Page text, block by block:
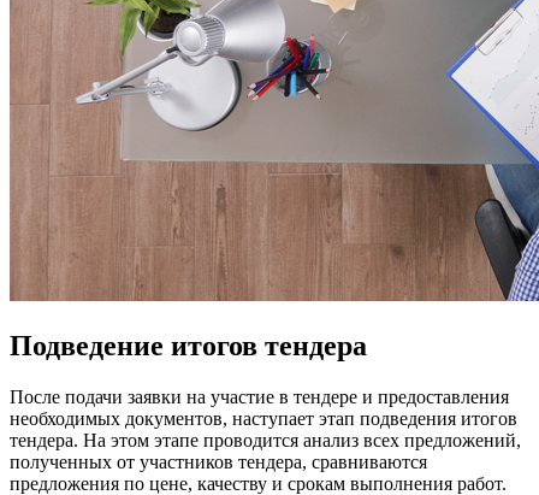
Подведение итогов тендера
После подачи заявки на участие в тендере и предоставления
необходимых документов, наступает этап подведения итогов
тендера. На этом этапе проводится анализ всех предложений,
полученных от участников тендера, сравниваются
предложения по цене, качеству и срокам выполнения работ.